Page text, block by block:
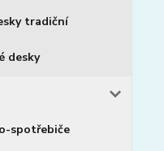
tradiční
desky
spotřebiče